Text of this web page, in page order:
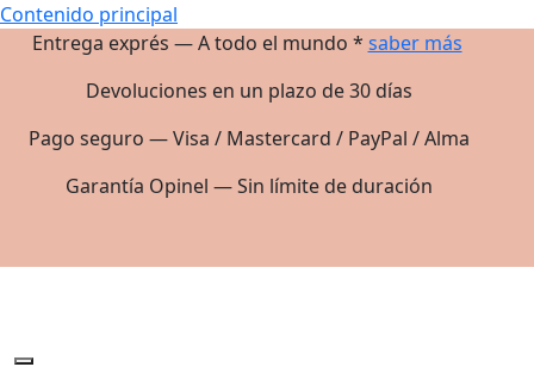
Contenido principal
Entrega exprés — A todo el mundo * saber más
Devoluciones en un plazo de 30 días
Pago seguro — Visa / Mastercard / PayPal / Alma
Garantía Opinel — Sin límite de duración